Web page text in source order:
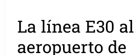
La línea E30 al
aeropuerto de